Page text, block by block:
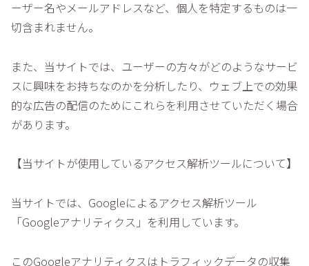
ーザー名やメールアドレスなど、個人を特定するものは一
切含まれません。
また、当サイトでは、ユーザーの方々がどのようなサービ
スに興味をお持ちなのかを分析したり、ウェブ上での効果
的な広告の配信のためにこれらを利用させていただく場合
があります。
【当サイトが使用しているアクセス解析ツールについて】
当サイトでは、Googleによるアクセス解析ツール
「Googleアナリティクス」を利用しています。
このGoogleアナリティクスはトラフィックデータの収集